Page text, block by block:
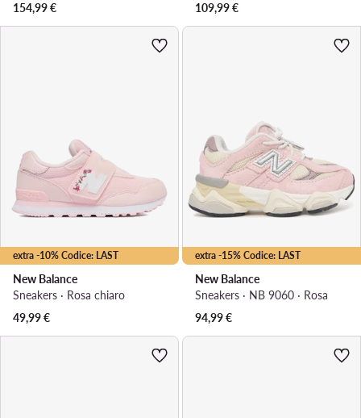
154,99€
109,99€
extra -10% Codice: LAST
New Balance
Sneakers · Rosa chiaro
49,99€
extra -15% Codice: LAST
New Balance
Sneakers · NB 9060 · Rosa
94,99€